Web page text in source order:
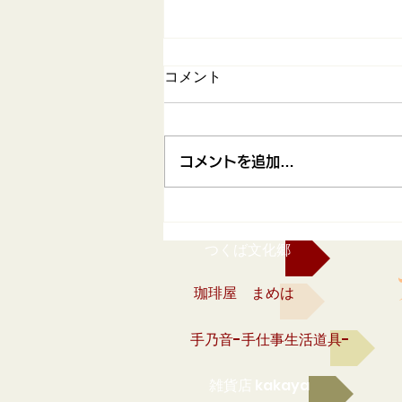
らせ
コメント
コメントを追加…
つくば文化郷
珈琲屋 まめは
手乃音-手仕事生活道具-
雑貨店 kakaya